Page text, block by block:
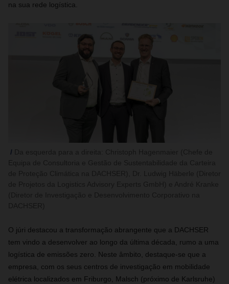
na sua rede logística.
O júri destacou a transformação abrangente que a DACHSER
tem vindo a desenvolver ao longo da última década, rumo a uma
logística de emissões zero. Neste âmbito, destaque-se que a
empresa, com os seus centros de investigação em mobilidade
elétrica localizados em Friburgo, Malsch (próximo de Karlsruhe)